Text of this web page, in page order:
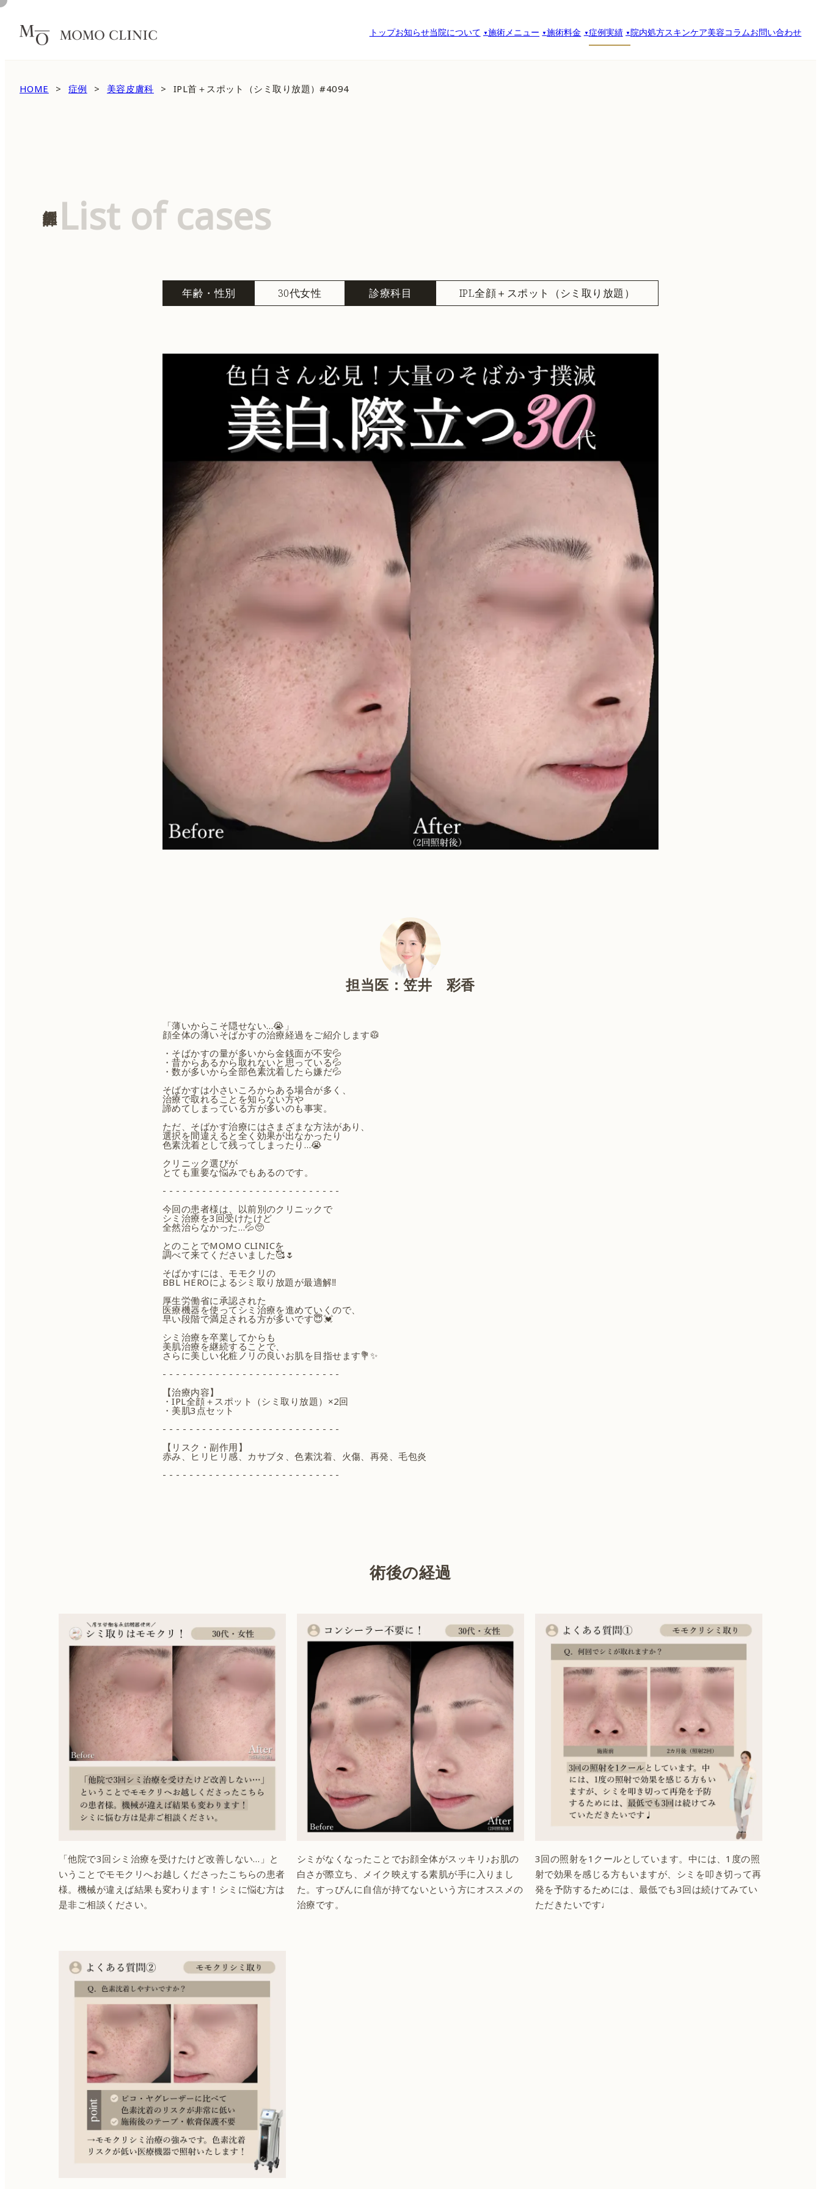
トップお知らせ当院について 施術メニュー 施術料金 症例実績 院内処方スキンケア美容コラムお問い合わせ
HOME 症例 美容皮膚科 IPL首＋スポット（シミ取り放題）#4094
List of cases
年齢・性別 30代女性 診療科目 IPL全顔＋スポット（シミ取り放題）
担当医：笠井 彩香
「薄いからこそ隠せない…😭」
顔全体の薄いそばかすの治療経過をご紹介します🥼
・そばかすの量が多いから金銭面が不安💦
・昔からあるから取れないと思っている💦
・数が多いから全部色素沈着したら嫌だ💦
そばかすは小さいころからある場合が多く、
治療で取れることを知らない方や
諦めてしまっている方が多いのも事実。
ただ、そばかす治療にはさまざまな方法があり、
選択を間違えると全く効果が出なかったり
色素沈着として残ってしまったり…😭
クリニック選びが
とても重要な悩みでもあるのです。
- - - - - - - - - - - - - - - - - - - - - - - - - - -
今回の患者様は、以前別のクリニックで
シミ治療を3回受けたけど
全然治らなかった…💦🥺
とのことでMOMO CLINICを
調べて来てくださいました🥰🌷
そばかすには、モモクリの
BBL HEROによるシミ取り放題が最適解‼️
厚生労働省に承認された
医療機器を使ってシミ治療を進めていくので、
早い段階で満足される方が多いです😇💓
シミ治療を卒業してからも
美肌治療を継続することで、
さらに美しい化粧ノリの良いお肌を目指せます💐✨
- - - - - - - - - - - - - - - - - - - - - - - - - - -
【治療内容】
・IPL全顔＋スポット（シミ取り放題）×2回
・美肌3点セット
- - - - - - - - - - - - - - - - - - - - - - - - - - -
【リスク・副作用】
赤み、ヒリヒリ感、カサブタ、色素沈着、火傷、再発、毛包炎
- - - - - - - - - - - - - - - - - - - - - - - - - - -
術後の経過
「他院で3回シミ治療を受けたけど改善しない…」と
いうことでモモクリへお越しくださったこちらの患者
様。機械が違えば結果も変わります！シミに悩む方は
是非ご相談ください。
シミがなくなったことでお顔全体がスッキリ♪お肌の
白さが際立ち、メイク映えする素肌が手に入りまし
た。すっぴんに自信が持てないという方にオススメの
治療です。
3回の照射を1クールとしています。中には、1度の照
射で効果を感じる方もいますが、シミを叩き切って再
発を予防するためには、最低でも3回は続けてみてい
ただきたいです♩